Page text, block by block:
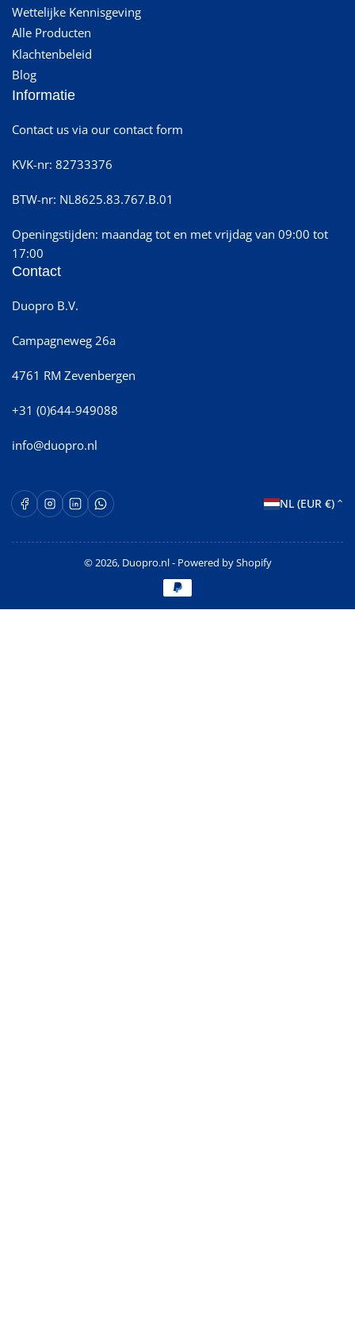
Wettelijke Kennisgeving
Alle Producten
Klachtenbeleid
Blog
Informatie
Contact us via our contact form
KVK-nr: 82733376
BTW-nr: NL8625.83.767.B.01
Openingstijden: maandag tot en met vrijdag van 09:00 tot
17:00
Contact
Duopro B.V.
Campagneweg 26a
4761 RM Zevenbergen
+31 (0)644-949088
info@duopro.nl
FacebookInstagram
LinkedInWhatsApp Opent in een nieuw venster.
L
n
d
NL (EUR €)
© 2026, Duopro.nl- Powered by Shopify
Betaalmethoden